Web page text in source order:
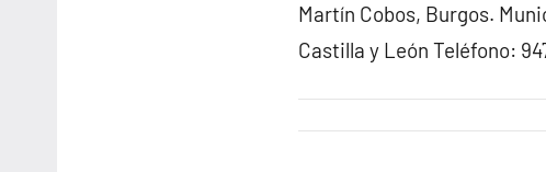
Martín Cobos, Burgos.
Castilla y León Teléfono: